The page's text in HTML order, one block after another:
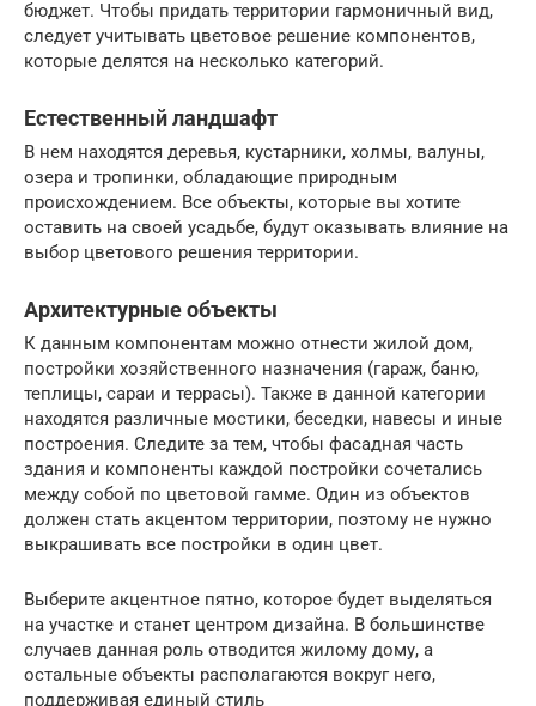
бюджет. Чтобы придать территории гармоничный вид,
следует учитывать цветовое решение компонентов,
которые делятся на несколько категорий.
Естественный ландшафт
В нем находятся деревья, кустарники, холмы, валуны,
озера и тропинки, обладающие природным
происхождением. Все объекты, которые вы хотите
оставить на своей усадьбе, будут оказывать влияние на
выбор цветового решения территории.
Архитектурные объекты
К данным компонентам можно отнести жилой дом,
постройки хозяйственного назначения (гараж, баню,
теплицы, сараи и террасы). Также в данной категории
находятся различные мостики, беседки, навесы и иные
построения. Следите за тем, чтобы фасадная часть
здания и компоненты каждой постройки сочетались
между собой по цветовой гамме. Один из объектов
должен стать акцентом территории, поэтому не нужно
выкрашивать все постройки в один цвет.
Выберите акцентное пятно, которое будет выделяться
на участке и станет центром дизайна. В большинстве
случаев данная роль отводится жилому дому, а
остальные объекты располагаются вокруг него,
поддерживая единый стиль